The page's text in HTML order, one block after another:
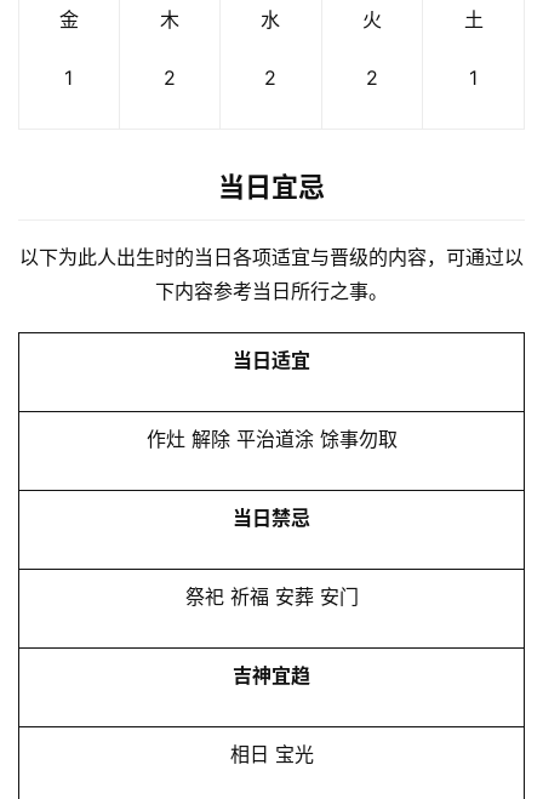
金
1
木
2
水
2
火
2
土
1
当日宜忌
以下为此人出生时的当日各项适宜与晋级的内容，可通过以
下内容参考当日所行之事。
当日适宜
作灶 解除 平治道涂 馀事勿取
当日禁忌
祭祀 祈福 安葬 安门
吉神宜趋
相日 宝光